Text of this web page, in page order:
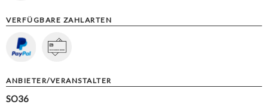
VERFÜGBARE ZAHLARTEN
ANBIETER/VERANSTALTER
SO36